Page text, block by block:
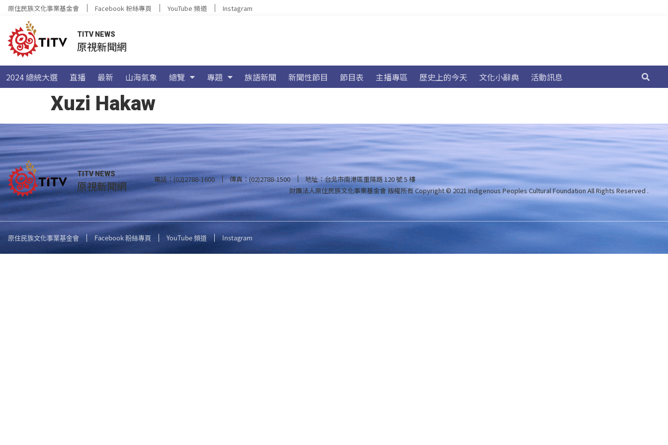
原住民族文化事業基金會 Facebook 粉絲專頁 YouTube 頻道 Instagram
TITV NEWS
原視新聞網
2024 總統大選 直播 最新 山海氣象 總覽 專題 族語新聞 新聞性節目 節目表 主播專區 歷史上的今天 文化小辭典 活動訊息
Xuzi Hakaw
TITV NEWS
原視新聞網 電話：(02)2788-1600 傳真：(02)2788-1500
地址：台北市南港區重陽路 120 號 5 樓
財團法人原住民族文化事業基金會 版權所有Copyright © 2021 Indigenous Peoples Cultural Foundation All Rights Reserved .
原住民族文化事業基金會 Facebook 粉絲專頁 YouTube 頻道 Instagram